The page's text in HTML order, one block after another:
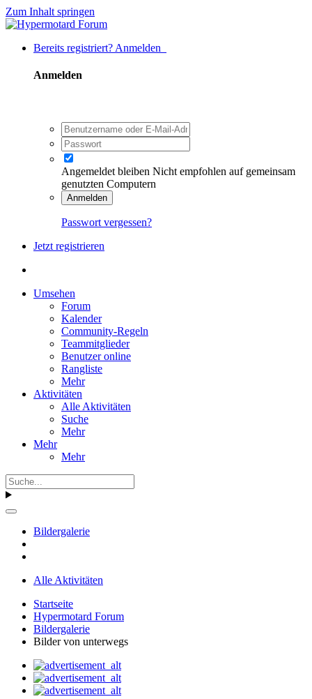
Zum Inhalt springen
Bereits registriert? Anmelden
Anmelden
Angemeldet bleiben Nicht empfohlen auf gemeinsam
genutzten Computern
Anmelden
Passwort vergessen?
Jetzt registrieren
Umsehen
Forum
Kalender
Community-Regeln
Teammitglieder
Benutzer online
Rangliste
Mehr
Aktivitäten
Alle Aktivitäten
Suche
Mehr
Mehr
Mehr
Bildergalerie
Alle Aktivitäten
Startseite
Hypermotard Forum
Bildergalerie
Bilder von unterwegs